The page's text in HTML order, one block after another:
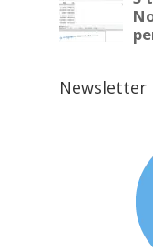
Newsletter